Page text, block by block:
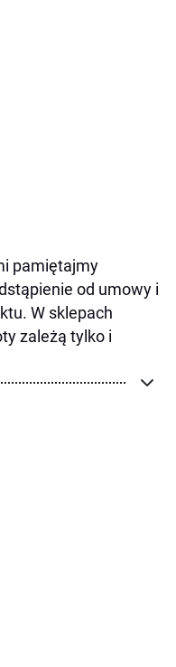
pamiętajmy
od umowy i
W sklepach
zależą tylko i